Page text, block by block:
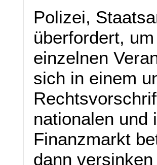
Polizei,
überfordert,
einzelnen
sich in einem
nationalen und
Finanzmarkt
dann